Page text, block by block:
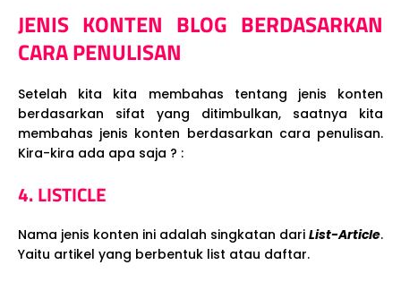
JENIS KONTEN BLOG BERDASARKAN
CARA PENULISAN
Setelah kita kita membahas tentang jenis konten
berdasarkan sifat yang ditimbulkan, saatnya kita
membahas jenis konten berdasarkan cara penulisan.
Kira-kira ada apa saja ? :
4. LISTICLE
Nama jenis konten ini adalah singkatan dari List-Article.
Yaitu artikel yang berbentuk list atau daftar.